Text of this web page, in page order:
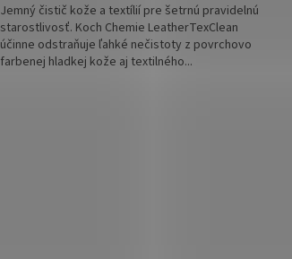
Jemný čistič kože a textílií pre šetrnú pravidelnú
starostlivosť. Koch Chemie LeatherTexClean
účinne odstraňuje ľahké nečistoty z povrchovo
farbenej hladkej kože aj textilného...